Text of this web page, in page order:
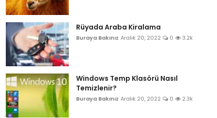
Rüyada Araba Kiralama
Buraya Bakınız Aralık 20, 2022 0 3.2k
Windows Temp Klasörü Nasıl
Temizlenir?
Buraya Bakınız Aralık 20, 2022 0 2.3k